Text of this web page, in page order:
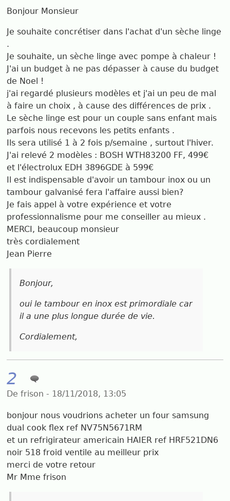
Bonjour Monsieur
Je souhaite concrétiser dans l'achat d'un sèche linge
.
Je souhaite, un sèche linge avec pompe à chaleur !
J'ai un budget à ne pas dépasser à cause du budget
de Noel !
j'ai regardé plusieurs modèles et j'ai un peu de mal
à faire un choix , à cause des différences de prix .
Le sèche linge est pour un couple sans enfant mais
parfois nous recevons les petits enfants .
Ils sera utilisé 1 à 2 fois p/semaine , surtout l'hiver.
J'ai relevé 2 modèles : BOSH WTH83200 FF, 499€
et l'électrolux EDH 3896GDE à 599€
Il est indispensable d'avoir un tambour inox ou un
tambour galvanisé fera l'affaire aussi bien?
Je fais appel à votre expérience et votre
professionnalisme pour me conseiller au mieux .
MERCI, beaucoup monsieur
très cordialement
Jean Pierre
Bonjour,
oui le tambour en inox est primordiale car
il a une plus longue durée de vie.
Cordialement,
2
De frison - 18/11/2018, 13:05
bonjour nous voudrions acheter un four samsung
dual cook flex ref NV75N5671RM
et un refrigirateur americain HAIER ref HRF521DN6
noir 518 froid ventile au meilleur prix
merci de votre retour
Mr Mme frison